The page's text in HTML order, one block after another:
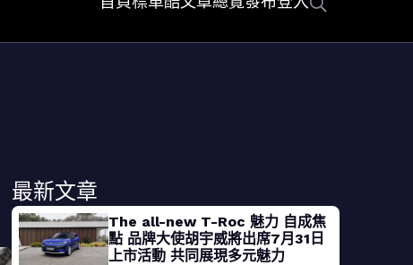
最新文章
The all-new T-Roc 魅力 自成焦
點 品牌大使胡宇威將出席7月31日
上市活動 共同展現多元魅力